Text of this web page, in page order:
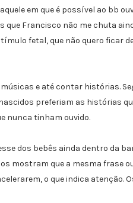
em que é possível ao bb
Francisco não me chuta
fetal, que não quero ficar
e até contar histórias.
preferiam as histórias
nunca tinham ouvido.
dos bebês ainda dentro da
mostram que a mesma frase
o que indica atenção.